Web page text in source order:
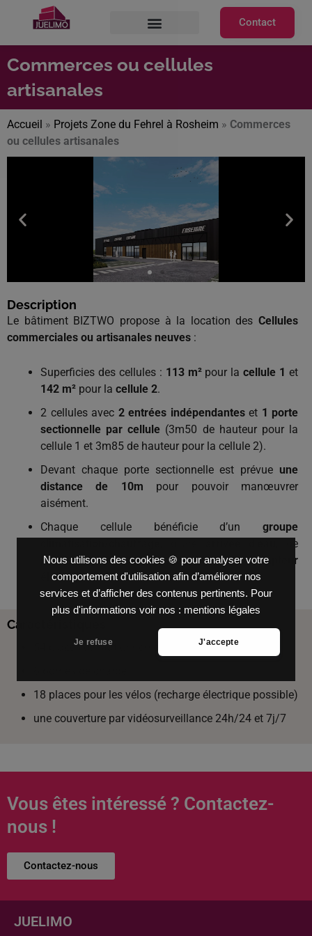
Nous utilisons des cookies 🍪 pour analyser votre
comportement d'utilisation afin d’améliorer nos
services et d’afficher des contenus pertinents. Pour
plus d'informations voir nos : mentions légales
Je refuse J'accepte
Contact
Commerces ou cellules
artisanales
Accueil » Projets Zone du Fehrel à Rosheim » Commerces
ou cellules artisanales
Description
Le bâtiment BIZTWO propose à la location des Cellules
commerciales ou artisanales neuves :
Superficies des cellules : 113 m²pour lacellule 1 et
142 m² pour la cellule 2.
2 cellules avec 2 entrées indépendanteset 1 porte
sectionnelle par cellule (3m50 de hauteur pour la
cellule 1 et 3m85 de hauteur pour la cellule 2).
Devant chaque porte sectionnelle est prévue une
distance de 10m pour pouvoir manœuvrer
aisément.
Chaque cellule bénéficie d’un groupe
, de
plusieurs points d’évacuation d’eau, d’uncompteur
électrique individuelet d’unearrivée fibre.
Caractéristiques
54 places de stationnements
18 places pour les vélos (recharge électrique possible)
une couverture par vidéosurveillance 24h/24 et 7j/7
Vous êtes intéressé ? Contactez-
nous !
Contactez-nous
JUELIMO